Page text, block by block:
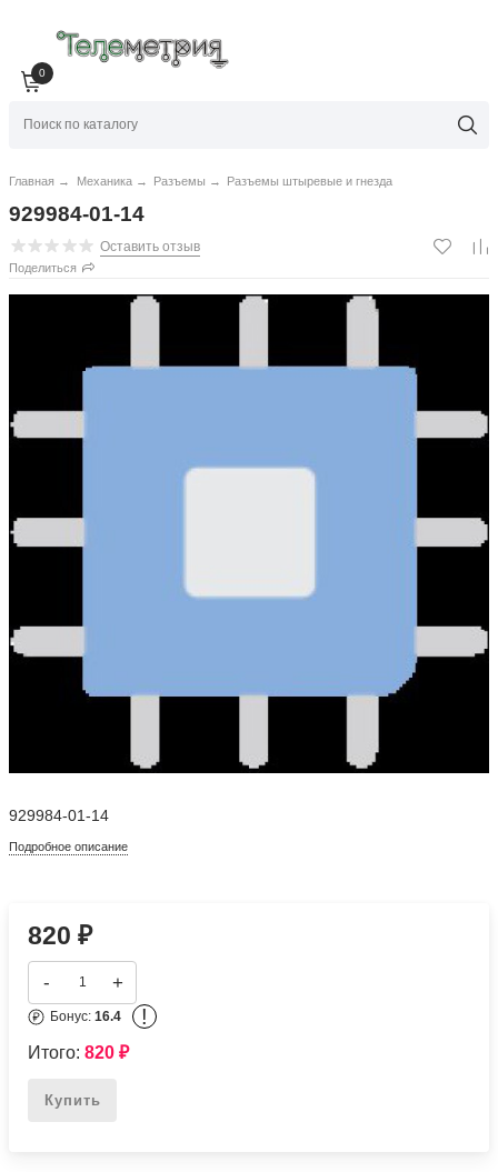
0
Главная → Механика → Разъемы → Разъемы штыревые и гнезда
929984-01-14
Оставить отзыв
Поделиться
929984-01-14
Подробное описание
820₽
- +
Бонус:16.4 !
Итого:820₽
Купить